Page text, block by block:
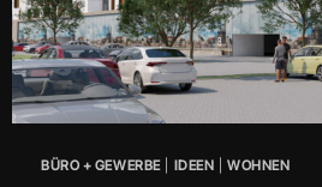
BÜRO + GEWERBE| IDEEN |WOHNEN